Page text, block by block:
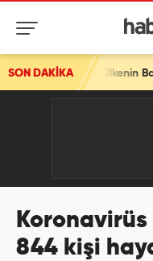
SON DAKİKA
844 kişi